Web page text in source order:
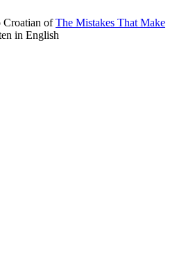
Croatian ofThe Mistakes That Make
in English